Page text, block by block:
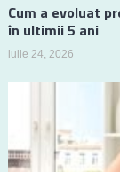
Cum a evoluat
în ultimii 5 ani
iulie 24, 2026